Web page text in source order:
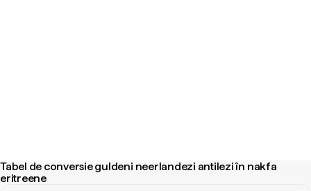
Tabel de conversie guldeni neerlandezi antilezi în nakfa
eritreene